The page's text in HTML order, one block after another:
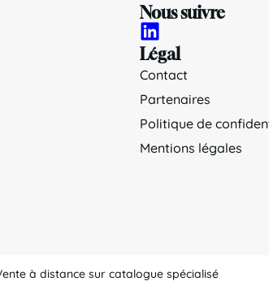
Nous suivre
Légal
Contact
Partenaires
Politique de
Mentions légales
Vente à distance sur catalogue spécialisé